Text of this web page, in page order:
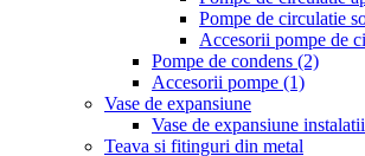
Pompe de circulatie
Accesorii pompe de
Pompe de condens (2)
Accesorii pompe (1)
Vase de expansiune
Vase de expansiune
Teava si fitinguri din metal